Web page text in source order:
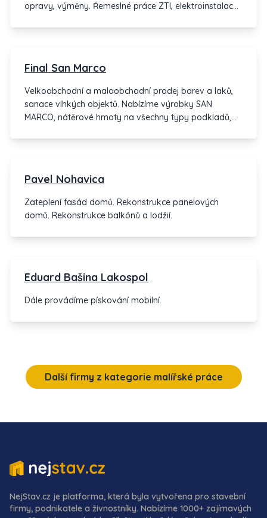
opravy, výměny. Řemeslné práce ZTI, elektroinstalace,
Final San Marco
Velkoobchodní a maloobchodní prodej barev a laků,
sanace vlhkých objektů. Nabízíme výrobky SAN
MARCO, nátěrové hmoty na všechny typy podkladů,
Pavel Nohavica
Zateplení fasád domů. Rekonstrukce panelových
domů. Rekonstrukce balkónů a lodžií.
Eduard Bašina Lakospol
Dále provádíme pískování mobilní.
Další firmy z kategorie malířské práce
NejStav.cz je platforma, která byla vytvořena pro stavební
firmy, podnikatele a živnostníky. Nabízíme 1000+ zajímavých